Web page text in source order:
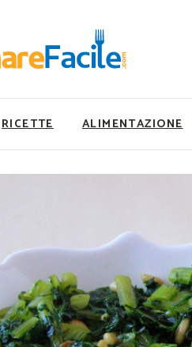
RICETTE
Ricette Facili e Veloci
Ricette Dolci
Ricette Carne
Ricette Secondi
Ricette Pizze e Rustici
ALIMENTAZIONE
Utility
Nutrizionista a tavola
Ricette Vegetariane
Ricette Vegane
Rumors